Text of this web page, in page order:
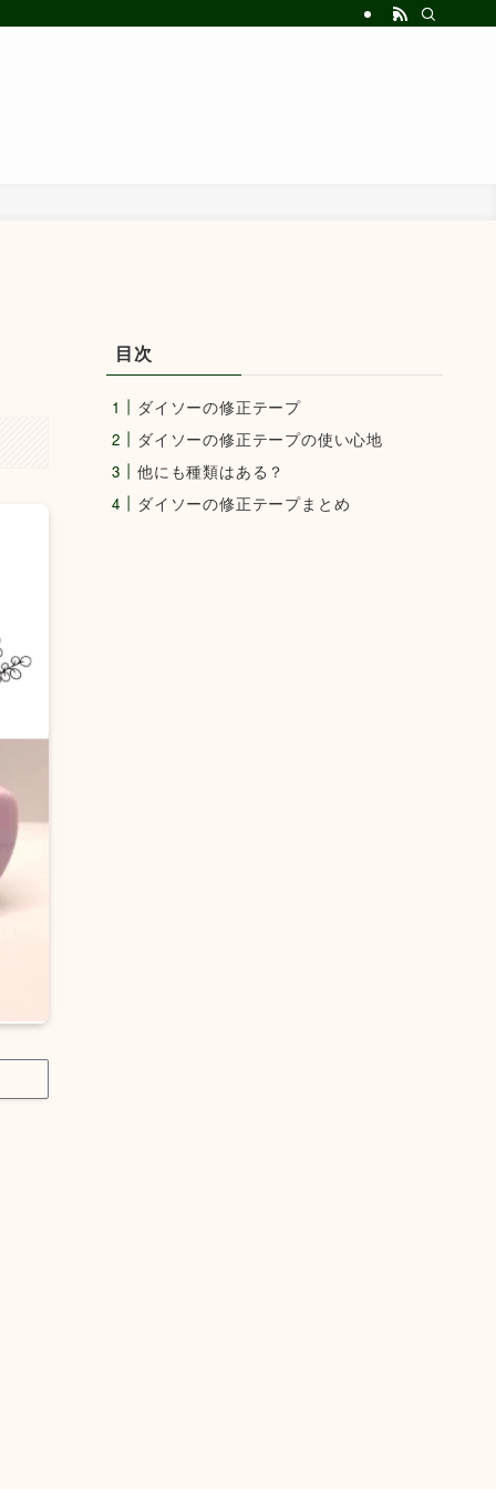
目次
ダイソーの修正テープ
ダイソーの修正テープの使い心地
他にも種類はある？
ダイソーの修正テープまとめ